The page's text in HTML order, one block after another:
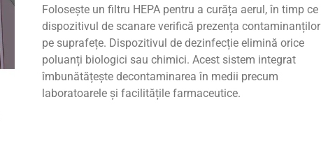
Folosește un filtru HEPA pentru a curăța aerul, în timp ce
dispozitivul de scanare verifică prezența contaminanților
pe suprafețe. Dispozitivul de dezinfecție elimină orice
poluanți biologici sau chimici. Acest sistem integrat
îmbunătățește decontaminarea în medii precum
laboratoarele și facilitățile farmaceutice.